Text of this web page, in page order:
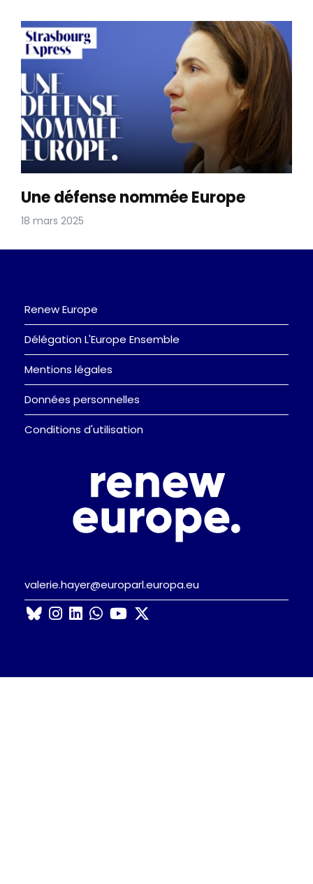
Une défense nommée Europe
18 mars 2025
Renew Europe
Délégation L'Europe Ensemble
Mentions légales
Données personnelles
Conditions d'utilisation
valerie.hayer@europarl.europa.eu
Nous retrouver sur Bluesky
Nous retrouver sur Instagram
Nous retrouver sur LinkedIn
Nous retrouver sur Whatsapp
Nous retrouver sur Youtube
Nous retrouver sur X